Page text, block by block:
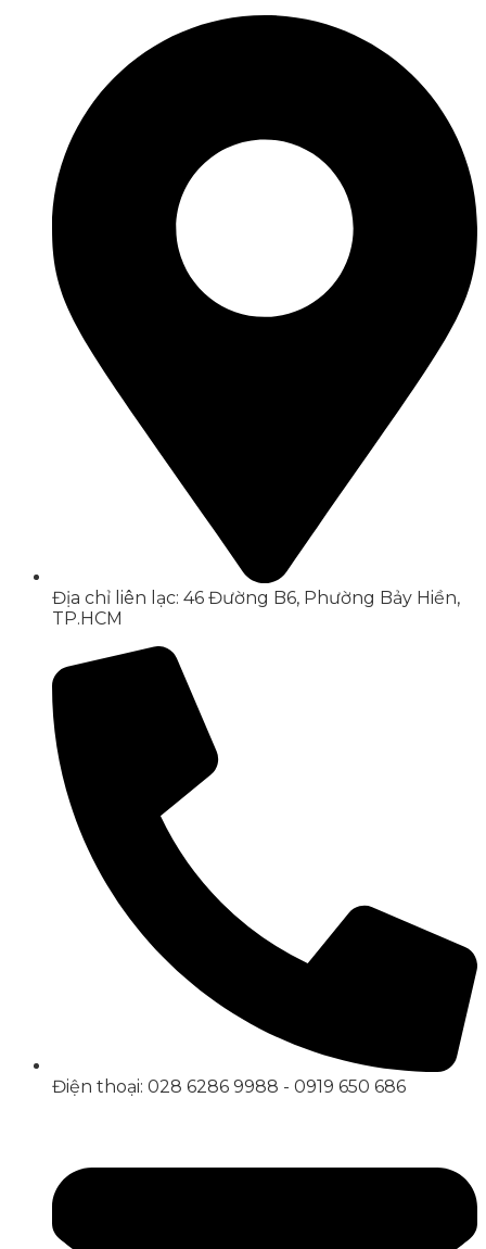
Địa chỉ liên lạc: 46 Đường B6, Phường Bảy Hiền,
TP.HCM
Điện thoại: 028 6286 9988 - 0919 650 686